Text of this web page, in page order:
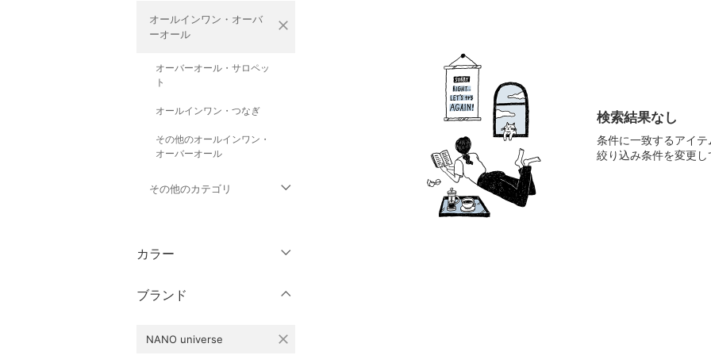
オールインワン・オーバ
ーオール
close
オーバーオール・サロペッ
ト
オールインワン・つなぎ
その他のオールインワン・
オーバーオール
その他のカテゴリ
パンツ
バッグ
カラー
ブランド
NANO universe close
検索結果なし
条件に一致するアイ
絞り込み条件を変更し